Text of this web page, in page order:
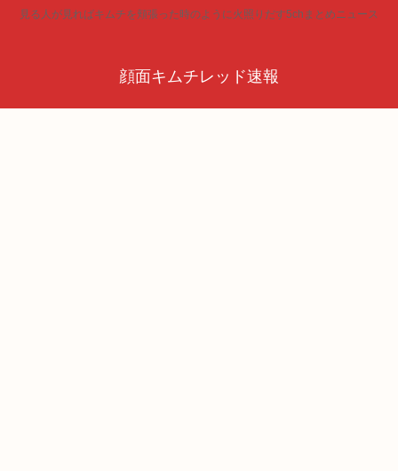
見る人が見ればキムチを頬張った時のように火照りだす5chまとめニュース
顔面キムチレッド速報